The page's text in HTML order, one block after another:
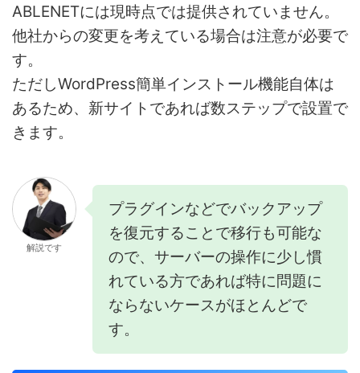
ABLENETには現時点では提供されていません。
他社からの変更を考えている場合は注意が必要で
す。
ただしWordPress簡単インストール機能自体は
あるため、新サイトであれば数ステップで設置で
きます。
解説です
プラグインなどでバックアップ
を復元することで移行も可能な
ので、サーバーの操作に少し慣
れている方であれば特に問題に
ならないケースがほとんどで
す。